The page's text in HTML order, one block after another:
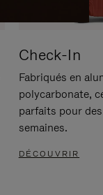
Check-In
Fabriqués en
polycarbonate,
parfaits pour
semaines.
DÉCOUVRIR